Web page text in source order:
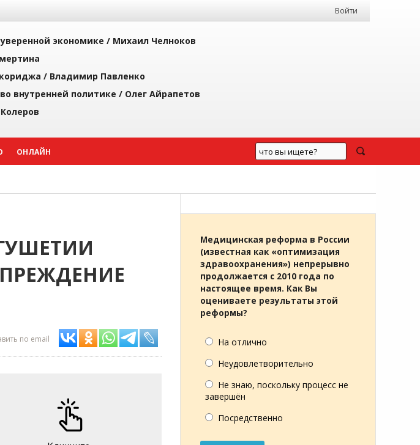
Войти
экономике / Михаил Челноков
/ Владимир Павленко
внутренней политике / Олег Айрапетов
ОНЛАЙН
по email
Медицинская реформа в России
(известная как «оптимизация
здравоохранения») непрерывно
продолжается с 2010 года по
настоящее время. Как Вы
оцениваете результаты этой
реформы?
На отлично
Неудовлетворительно
Не знаю, поскольку процесс не
завершён
Посредственно